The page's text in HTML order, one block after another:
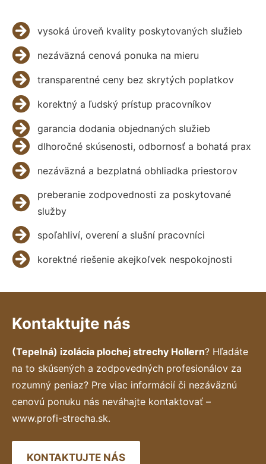
vysoká úroveň kvality poskytovaných služieb
nezáväzná cenová ponuka na mieru
transparentné ceny bez skrytých poplatkov
korektný a ľudský prístup pracovníkov
garancia dodania objednaných služieb
dlhoročné skúsenosti, odbornosť a bohatá prax
nezáväzná a bezplatná obhliadka priestorov
preberanie zodpovednosti za poskytované
služby
spoľahliví, overení a slušní pracovníci
korektné riešenie akejkoľvek nespokojnosti
Kontaktujte nás
(Tepelná) izolácia plochej strechy Hollern? Hľadáte
na to skúsených a zodpovedných profesionálov za
rozumný peniaz? Pre viac informácií či nezáväznú
cenovú ponuku nás neváhajte kontaktovať –
www.profi-strecha.sk.
KONTAKTUJTE NÁS